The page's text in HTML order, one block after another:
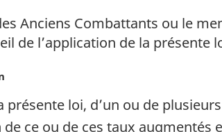
Anciens Combattants ou le
de l’application de la présente
présente loi, d’un ou de
ce ou de ces taux augmentés